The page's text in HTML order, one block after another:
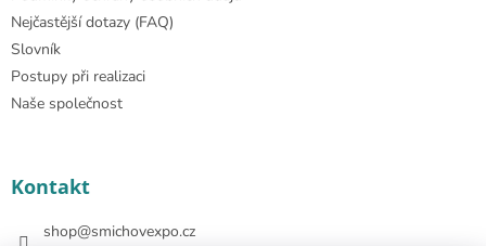
Nejčastější dotazy (FAQ)
Slovník
Postupy při realizaci
Naše společnost
Kontakt
shop@smichovexpo.cz